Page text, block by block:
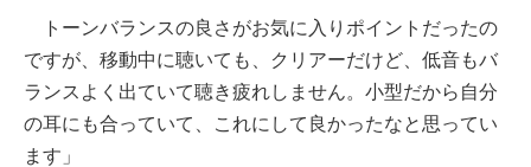
トーンバランスの良さがお気に入りポイントだったの
ですが、移動中に聴いても、クリアーだけど、低音もバ
ランスよく出ていて聴き疲れしません。小型だから自分
の耳にも合っていて、これにして良かったなと思ってい
ます」